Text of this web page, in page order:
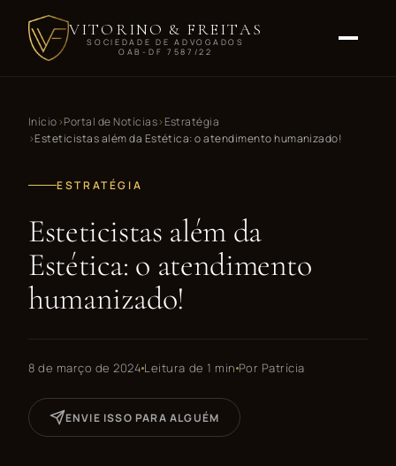
VITORINO & FREITAS
SOCIEDADE DE ADVOGADOS
OAB-DF 7587/22
Início Portal de Notícias Estratégia
Esteticistas além da Estética: o atendimento humanizado!
ESTRATÉGIA
Esteticistas além da
Estética: o atendimento
humanizado!
8 de março de 2024 Leitura de 1 min Por Patrícia
ENVIE ISSO PARA ALGUÉM